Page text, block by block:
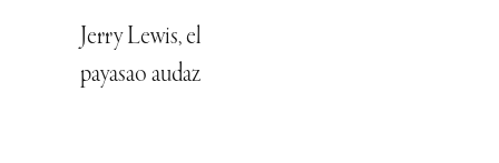
Jerry Lewis, el
payasao audaz